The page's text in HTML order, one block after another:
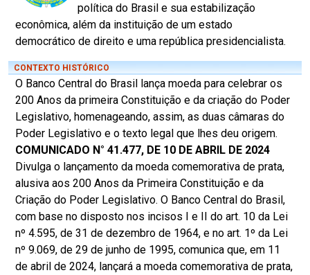
política do Brasil e sua estabilização
econômica, além da instituição de um estado
democrático de direito e uma república presidencialista.
CONTEXTO HISTÓRICO
O Banco Central do Brasil lança moeda para celebrar os
200 Anos da primeira Constituição e da criação do Poder
Legislativo, homenageando, assim, as duas câmaras do
Poder Legislativo e o texto legal que lhes deu origem.
COMUNICADO N° 41.477, DE 10 DE ABRIL DE 2024
Divulga o lançamento da moeda comemorativa de prata,
alusiva aos 200 Anos da Primeira Constituição e da
Criação do Poder Legislativo. O Banco Central do Brasil,
com base no disposto nos incisos I e II do art. 10 da Lei
nº 4.595, de 31 de dezembro de 1964, e no art. 1º da Lei
nº 9.069, de 29 de junho de 1995, comunica que, em 11
de abril de 2024, lançará a moeda comemorativa de prata,